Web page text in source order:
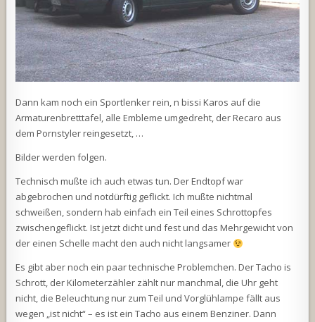
Dann kam noch ein Sportlenker rein, n bissi Karos auf die
Armaturenbretttafel, alle Embleme umgedreht, der Recaro aus
dem Pornstyler reingesetzt, …
Bilder werden folgen.
Technisch mußte ich auch etwas tun. Der Endtopf war
abgebrochen und notdürftig geflickt. Ich mußte nichtmal
schweißen, sondern hab einfach ein Teil eines Schrottopfes
zwischengeflickt. Ist jetzt dicht und fest und das Mehrgewicht von
der einen Schelle macht den auch nicht langsamer
Es gibt aber noch ein paar technische Problemchen. Der Tacho is
Schrott, der Kilometerzähler zählt nur manchmal, die Uhr geht
nicht, die Beleuchtung nur zum Teil und Vorglühlampe fällt aus
wegen „ist nicht“ – es ist ein Tacho aus einem Benziner. Dann